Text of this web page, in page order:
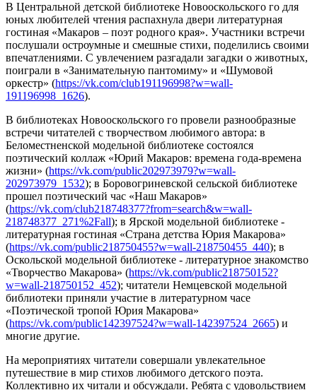
В Центральной детской библиотеке Новооскольского го для
юных любителей чтения распахнула двери литературная
гостиная «Макаров – поэт родного края». Участники встречи
послушали остроумные и смешные стихи, поделились своими
впечатлениями. С увлечением разгадали загадки о животных,
поиграли в «Занимательную пантомиму» и «Шумовой
оркестр» (https://vk.com/club191196998?w=wall-
191196998_1626).
В библиотеках Новооскольского го провели разнообразные
встречи читателей с творчеством любимого автора: в
Беломестненской модельной библиотеке состоялся
поэтический коллаж «Юрий Макаров: времена года-времена
жизни» (https://vk.com/public202973979?w=wall-
202973979_1532); в Боровогриневской сельской библиотеке
прошел поэтический час «Наш Макаров»
(https://vk.com/club218748377?from=search&w=wall-
218748377_271%2Fall); в Ярской модельной библиотеке -
литературная гостиная «Страна детства Юрия Макарова»
(https://vk.com/public218750455?w=wall-218750455_440); в
Оскольской модельной библиотеке - литературное знакомство
«Творчество Макарова» (https://vk.com/public218750152?
w=wall-218750152_452); читатели Немцевской модельной
библиотеки приняли участие в литературном часе
«Поэтической тропой Юрия Макарова»
(https://vk.com/public142397524?w=wall-142397524_2665) и
многие другие.
На мероприятиях читатели совершали увлекательное
путешествие в мир стихов любимого детского поэта.
Коллективно их читали и обсуждали. Ребята с удовольствием